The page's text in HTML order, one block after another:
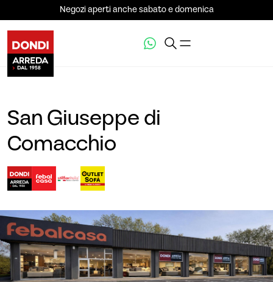
Negozi aperti anche sabato e domenica
San Giuseppe di
Comacchio